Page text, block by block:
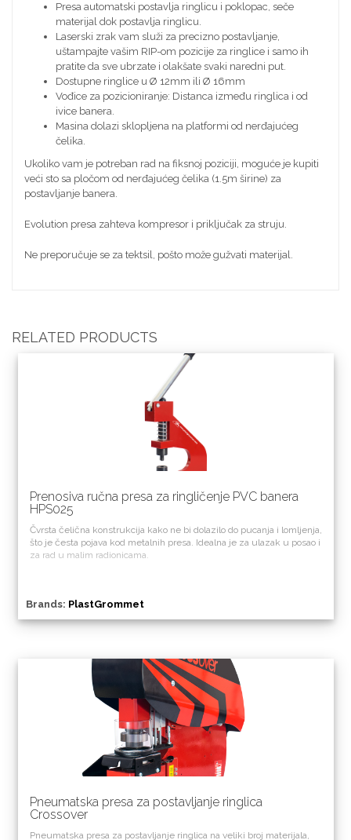
Presa automatski postavlja ringlicu i poklopac, seče
materijal dok postavlja ringlicu.
Laserski zrak vam služi za precizno postavljanje,
uštampajte vašim RIP-om pozicije za ringlice i samo ih
pratite da sve ubrzate i olakšate svaki naredni put.
Dostupne ringlice u Ø 12mm ili Ø 16mm
Vođice za pozicioniranje: Distanca između ringlica i od
ivice banera.
Masina dolazi sklopljena na platformi od nerđajućeg
čelika.
Ukoliko vam je potreban rad na fiksnoj poziciji, moguće je kupiti
veći sto sa pločom od nerđajućeg čelika (1.5m širine) za
postavljanje banera.
Evolution presa zahteva kompresor i priključak za struju.
Ne preporučuje se za tektsil, pošto može gužvati materijal.
RELATED PRODUCTS
Prenosiva ručna presa za ringličenje PVC banera
HPS025
Čvrsta čelična konstrukcija kako ne bi dolazilo do pucanja i lomljenja,
što je česta pojava kod metalnih presa. Idealna je za ulazak u posao i
za rad u malim radionicama.
Brands: PlastGrommet
Pneumatska presa za postavljanje ringlica
Crossover
Pneumatska presa za postavljanje ringlica na veliki broj materijala,